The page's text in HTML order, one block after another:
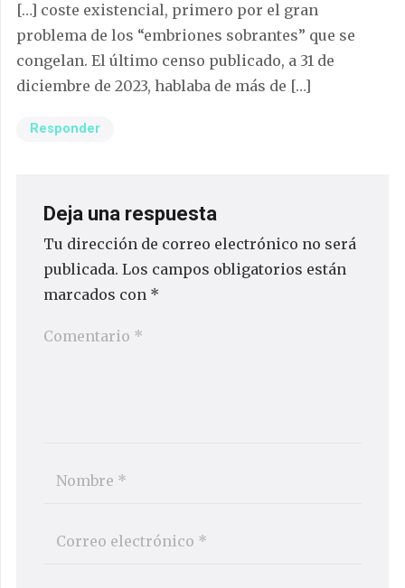
[…] coste existencial, primero por el gran
problema de los “embriones sobrantes” que se
congelan. El último censo publicado, a 31 de
diciembre de 2023, hablaba de más de […]
Responder
Deja una respuesta
Tu dirección de correo electrónico no será
publicada. Los campos obligatorios están
marcados con *